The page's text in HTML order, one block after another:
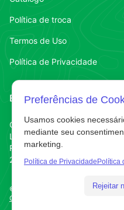
Política de troca
Termos de Uso
Política de Privacidade
Endereço
Chapecó-SC
Líder
R. Abelardo Luz
220 E
©
. AC&A do Brasil. Todos os
Gerenciar cookies
Preferências de
Usamos cookies
mediante seu
marketing.
Política de Privacidade Política
Rejeitar